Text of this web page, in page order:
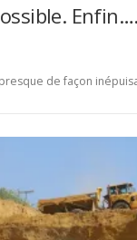
de façon